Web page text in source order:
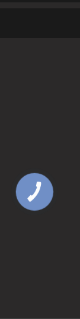
КНОПКА
СВЯЗИ